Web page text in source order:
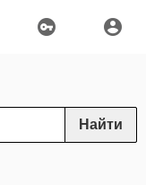
Найти